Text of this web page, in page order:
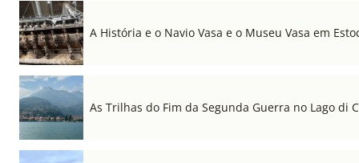
A História e o Navio Vasa e o Museu Vasa em
As Trilhas do Fim da Segunda Guerra no Lago di